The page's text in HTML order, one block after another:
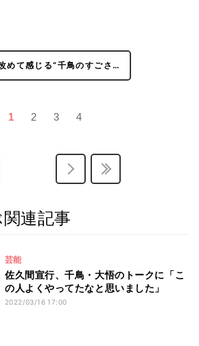
めて感じる“千鳥のすごさ…
1 2 3 4
連記事
芸能
佐久間宣行、千鳥・大悟のトークに「こ
の人よくやってたなと思いました」
2022/03/16 17:00